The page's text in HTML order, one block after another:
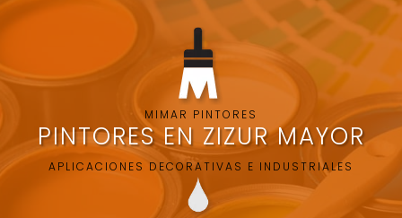
MIMAR PINTORES
PINTORES EN ZIZUR MAYOR
APLICACIONES DECORATIVAS E INDUSTRIALES